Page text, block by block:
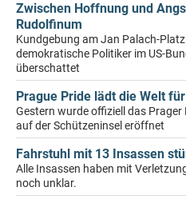
Zwischen Hoffnung und
Rudolfinum
Kundgebung am Jan Palach-
demokratische Politiker im US-
überschattet
Prague Pride lädt die Welt
Gestern wurde offiziell das Prager
auf der Schützeninsel eröffnet
Fahrstuhl mit 13 Insassen
Alle Insassen haben mit
noch unklar.